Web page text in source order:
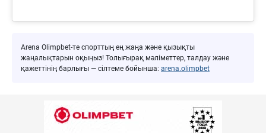
Arena Olimpbet-те спорттың ең жаңа және қызықты
жаңалықтарын оқыңыз! Толығырақ мәліметтер, талдау және
қажеттінің барлығы — сілтеме бойынша: arena.olimpbet